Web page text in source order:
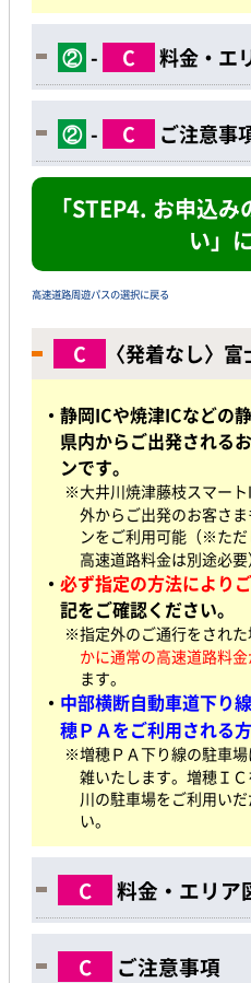
② - C 料金・エ
② - C ご注意事
「STEP4. お申込
い」
高速道路周遊パスの選択に戻る
C 〈発着なし〉
・静岡ICや焼津ICなどの
県内からご出発される
ンです。
※大井川焼津藤枝スマー
外からご出発のお客さま
ンをご利用可能（※た
高速道路料金は別途必要
・ 必ず指定の方法により
記をご確認ください。
※指定外のご通行をされた
かに通常の高速道路料
ます。
・ 中部横断自動車道下り
穂ＰＡをご利用される方
※増穂ＰＡ下り線の駐車
雑いたします。増穂Ｉ
川の駐車場をご利用い
い。
C 料金・エリア
C ご注意事項